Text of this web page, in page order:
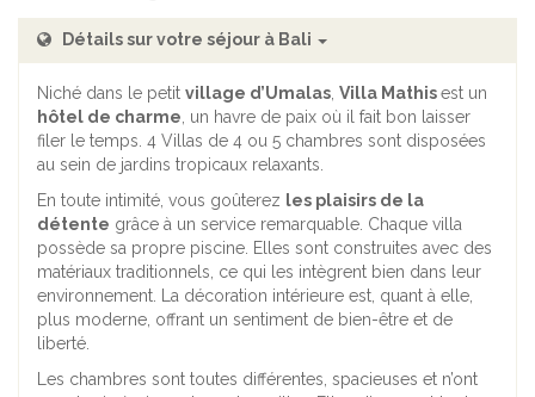
Détails sur votre séjour à Bali
Niché dans le petit village d’Umalas, Villa Mathisest un
hôtel de charme, un havre de paix où il fait bon laisser
filer le temps. 4 Villas de 4 ou 5 chambres sont disposées
au sein de jardins tropicaux relaxants.
En toute intimité, vous goûterez les plaisirs de la
détente grâce à un service remarquable. Chaque villa
possède sa propre piscine. Elles sont construites avec des
matériaux traditionnels, ce qui les intègrent bien dans leur
environnement. La décoration intérieure est, quant à elle,
plus moderne, offrant un sentiment de bien-être et de
liberté.
Les chambres sont toutes différentes, spacieuses et n’ont